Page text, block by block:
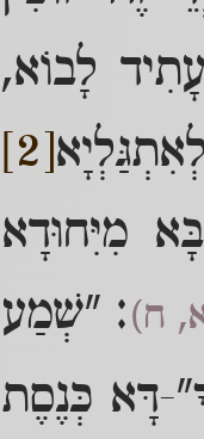
לָבוֹא,
[2]
מִיִּחוּדָא
ח): "שְׁמַע
דָּא כְּנֶסֶת